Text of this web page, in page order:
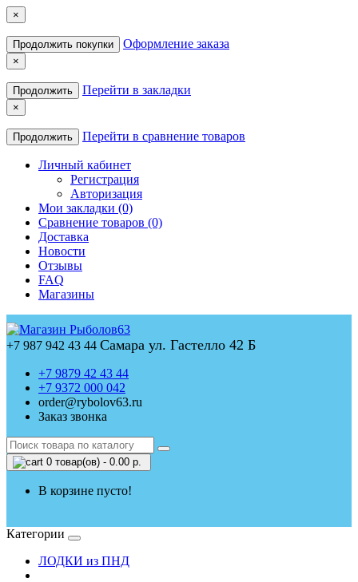
×
Продолжить покупки Оформление заказа
×
Продолжить Перейти в закладки
×
Продолжить Перейти в сравнение товаров
Личный кабинет
Регистрация
Авторизация
Мои закладки (0)
Сравнение товаров (0)
Доставка
Новости
Отзывы
FAQ
Магазины
+7 987 942 43 44 Самара ул. Гастелло 42 Б
+7 9879 42 43 44
+7 9372 000 042
order@rybolov63.ru
Заказ звонка
0 товар(ов) - 0.00 р.
В корзине пусто!
Категории
ЛОДКИ из ПНД